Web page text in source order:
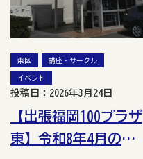
東区 講座・サークル
イベント
投稿日：2026年3月24日
【出張福岡100プラザ
東】令和8年4月の講